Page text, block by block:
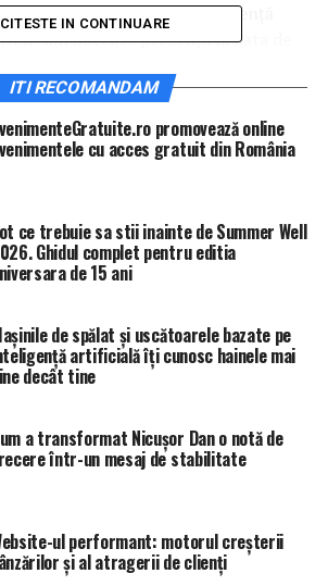
de la Spitalul Judeţean de Urgenţă
din Suceava prezenţa la data de
rezultând o posibilă
ieşit pozitiv la testul de coronavirus.
medicale de la Spitalul
folosită exclusiv pentru tratarea
din Suceava, oraș care a devenit
de coronavirus din România și unde
infectați: punerea „botnitei” si
dr Filip Florin, al Spitalului
„Sfantul Ioan cel Nou” Suceava
2002 privind protectia informatiilor
reveni. (Cristina T.).
CITESTE IN CONTINUARE
ITI RECOMANDAM
promovează online
cu acces gratuit din România
ce trebuie sa stii inainte de Summer Well
Ghidul complet pentru editia
de 15 ani
de spălat și uscătoarele bazate pe
artificială îți cunosc hainele mai
decât tine
a transformat Nicușor Dan o notă de
într-un mesaj de stabilitate
ul performant: motorul creșterii
și al atragerii de clienți